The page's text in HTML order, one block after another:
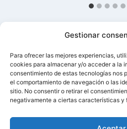
Gestionar
Para ofrecer las mejores experiencias,
cookies para almacenar y/o acceder a la
consentimiento de estas tecnologías nos
el comportamiento de navegación o las
sitio. No consentir o retirar el
negativamente a ciertas características y
© 2026 Asociación de